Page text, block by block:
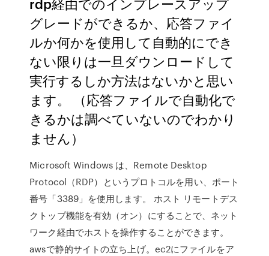
グレードができるか、応答ファイ
ルか何かを使用して自動的にでき
ない限りは一旦ダウンロードして
実行するしか方法はないかと思い
ます。 （応答ファイルで自動化で
きるかは調べていないのでわかり
ません）
Microsoft Windows は、Remote Desktop
Protocol（RDP）というプロトコルを用い、ポート
番号「3389」を使用します。 ホスト リモートデス
クトップ機能を有効（オン）にすることで、ネット
ワーク経由でホストを操作することができます。
awsで静的サイトの立ち上げ。ec2にファイルをア